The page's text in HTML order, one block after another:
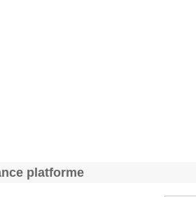
platforme